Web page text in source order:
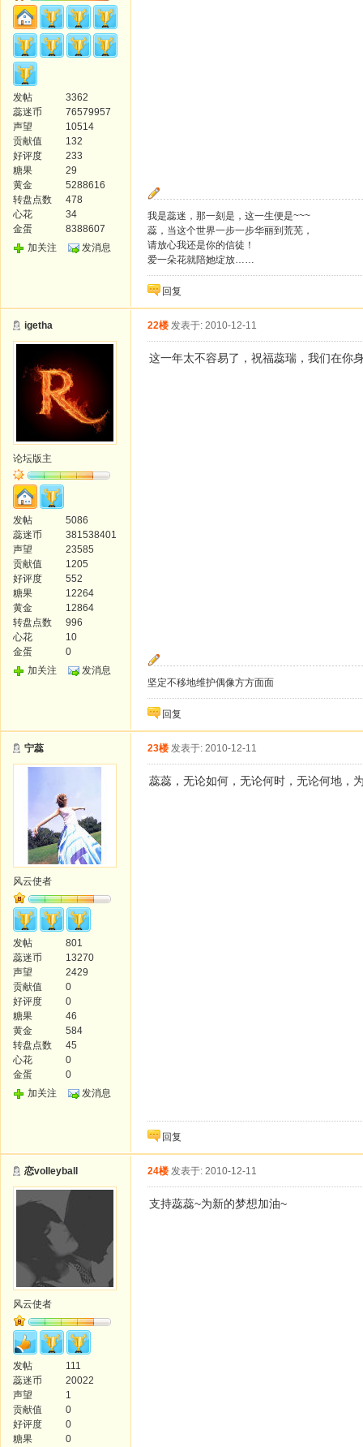
发帖
3362
蕊迷币
76579957
声望
10514
贡献值
132
好评度
233
糖果
29
黄金
5288616
转盘点数
478
心花
34
金蛋
8388607
加关注
发消息
我是蕊迷，那一刻是，这一生便是~~~
蕊，当这个世界一步一步华丽到荒芜，
请放心我还是你的信徒！
爱一朵花就陪她绽放……
回复
igetha
论坛版主
发帖
5086
蕊迷币
381538401
声望
23585
贡献值
1205
好评度
552
糖果
12264
黄金
12864
转盘点数
996
心花
10
金蛋
0
加关注
发消息
22楼 发表于: 2010-12-11
这一年太不容易了，祝福蕊瑞，我们在你
坚定不移地维护偶像方方面面
回复
宁蕊
风云使者
发帖
801
蕊迷币
13270
声望
2429
贡献值
0
好评度
0
糖果
46
黄金
584
转盘点数
45
心花
0
金蛋
0
加关注
发消息
23楼 发表于: 2010-12-11
蕊蕊，无论如何，无论何时，无论何地，
回复
恋volleyball
风云使者
发帖
111
蕊迷币
20022
声望
1
贡献值
0
好评度
0
糖果
0
24楼 发表于: 2010-12-11
支持蕊蕊~为新的梦想加油~